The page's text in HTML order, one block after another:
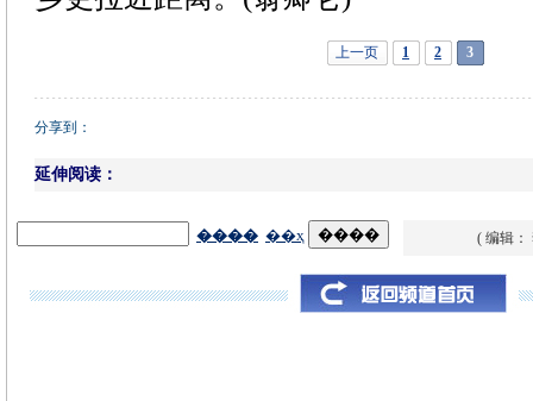
上一页 1 2 3
分享到：
延伸阅读：
( 编辑：